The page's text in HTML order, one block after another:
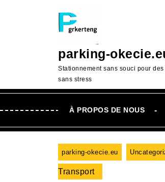
parking-
Stationnement sans souci pour
sans stress
À PROPOS DE NOUS
parking-okecie.eu
Transport